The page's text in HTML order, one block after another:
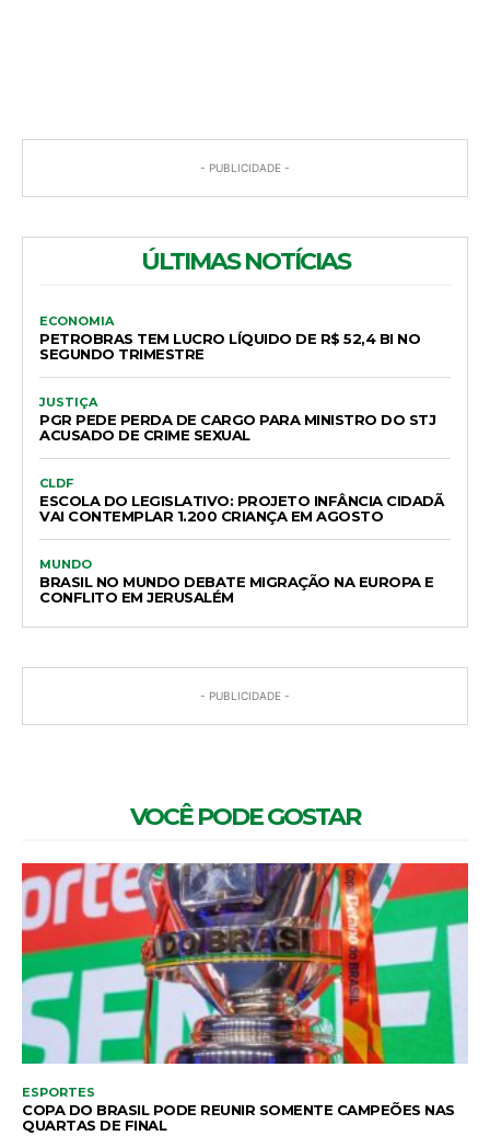
- PUBLICIDADE -
ÚLTIMAS NOTÍCIAS
ECONOMIA
PETROBRAS TEM LUCRO LÍQUIDO DE R$ 52,4 BI NO
SEGUNDO TRIMESTRE
JUSTIÇA
PGR PEDE PERDA DE CARGO PARA MINISTRO DO STJ
ACUSADO DE CRIME SEXUAL
CLDF
ESCOLA DO LEGISLATIVO: PROJETO INFÂNCIA CIDADÃ
VAI CONTEMPLAR 1.200 CRIANÇA EM AGOSTO
MUNDO
BRASIL NO MUNDO DEBATE MIGRAÇÃO NA EUROPA E
CONFLITO EM JERUSALÉM
- PUBLICIDADE -
VOCÊ PODE GOSTAR
ESPORTES
COPA DO BRASIL PODE REUNIR SOMENTE CAMPEÕES NAS
QUARTAS DE FINAL